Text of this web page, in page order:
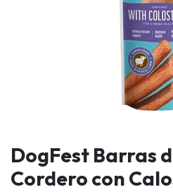
DogFest Barras
Cordero con